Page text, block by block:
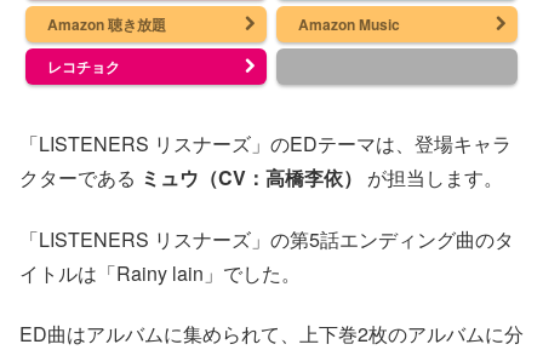
Amazon 聴き放題
Amazon Music
レコチョク
「LISTENERS リスナーズ」のEDテーマは、登場キャラ
クターである ミュウ（CV：高橋李依） が担当します。
「LISTENERS リスナーズ」の第5話エンディング曲のタ
イトルは「Rainy lain」でした。
ED曲はアルバムに集められて、上下巻2枚のアルバムに分